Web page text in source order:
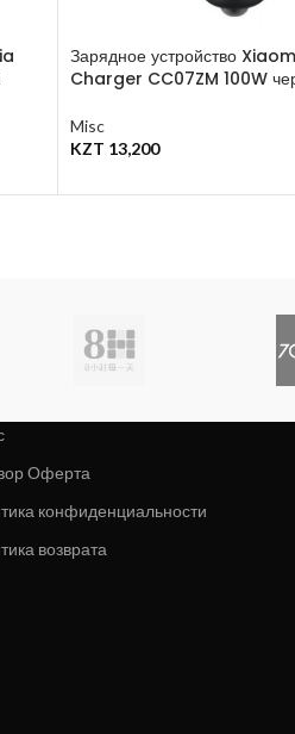
Зарядное устройство
Charger CC07ZM 100W
Misc
KZT 13,200
Оферта
конфиденциальности
возврата